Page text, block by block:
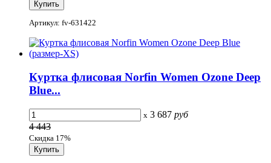
Артикул: fv-631422
Куртка флисовая Norfin Women Ozone Deep
Blue...
x 3 687 руб
4 443
Скидка 17%